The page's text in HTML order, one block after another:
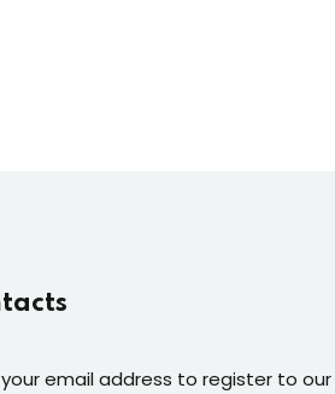
your email address to register to our